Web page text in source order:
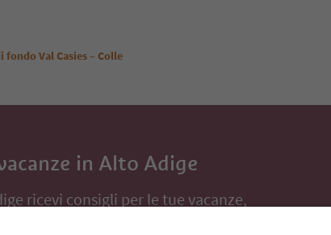
fondo Val Casies – Colle
in Alto Adige
ricevi consigli per le tue vacanze,